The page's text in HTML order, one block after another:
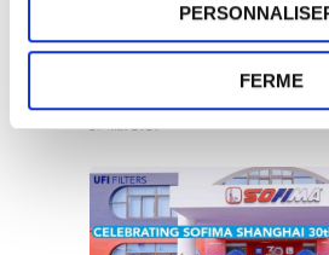
FERME
Notre Président, Giorgio
nommé Chevalier du
Président de la République
29 mai 2026